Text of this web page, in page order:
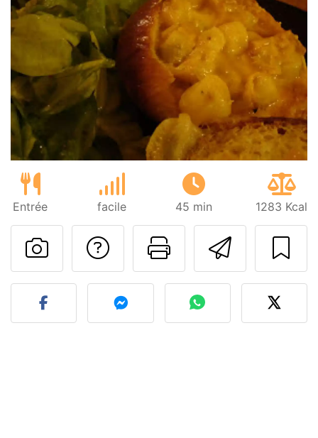
Entrée facile 45 min 1283 Kcal
Imprimer
Poser une
Publier votre photo de